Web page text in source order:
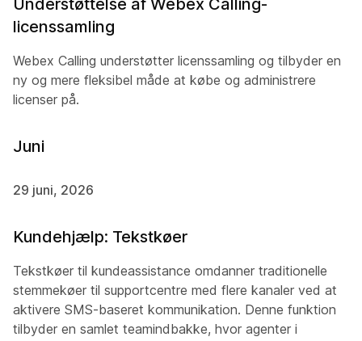
licenssamling
Webex Calling understøtter licenssamling og tilbyder en
ny og mere fleksibel måde at købe og administrere
licenser på.
Juni
29 juni, 2026
Kundehjælp: Tekstkøer
Tekstkøer til kundeassistance omdanner traditionelle
stemmekøer til supportcentre med flere kanaler ved at
aktivere SMS-baseret kommunikation. Denne funktion
tilbyder en samlet teamindbakke, hvor agenter i